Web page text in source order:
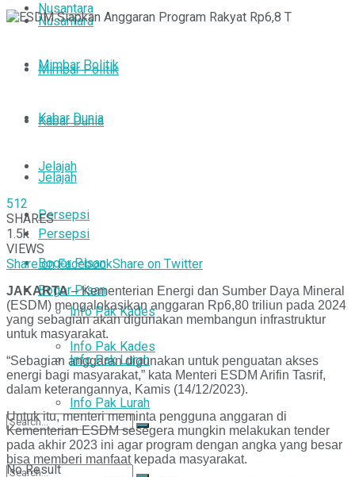
Nusantara
Mimbar Politik
Kabar Dunia
Jelajah
Persepsi
Bogor Pisan
Info Pak Kades
Info Pak Lurah
Nusantara
Mimbar Politik
Kabar Dunia
Jelajah
Persepsi
Bogor Pisan
Info Pak Kades
Info Pak Lurah
No Result
512
SHARES
1.5k
VIEWS
Share on FacebookShare on Twitter
JAKARTA– Kementerian Energi dan Sumber Daya Mineral
(ESDM) mengalokasikan anggaran Rp6,80 triliun pada 2024
yang sebagian akan digunakan membangun infrastruktur
untuk masyarakat.
“Sebagian anggaran digunakan untuk penguatan akses
energi bagi masyarakat,” kata Menteri ESDM Arifin Tasrif,
dalam keterangannya, Kamis (14/12/2023).
Untuk itu, menteri meminta pengguna anggaran di
Kementerian ESDM sesegera mungkin melakukan tender
pada akhir 2023 ini agar program dengan angka yang besar
bisa memberi manfaat kepada masyarakat.